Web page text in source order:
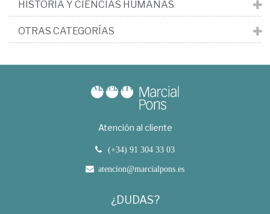
HISTORIA Y CIENCIAS HUMANAS
OTRAS CATEGORÍAS
Atención al cliente
(+34) 91 304 33 03
atencion@marcialpons.es
¿DUDAS?